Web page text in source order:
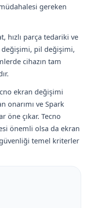
gereken
hızlı parça tedariki ve
değişimi, pil değişimi,
cihazın tam
ekran değişimi
onarımı ve Spark
öne çıkar. Tecno
önemli olsa da ekran
temel kriterler